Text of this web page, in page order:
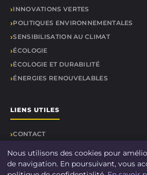
INNOVATIONS VERTES
POLITIQUES ENVIRONNEMENTALES
SENSIBILISATION AU CLIMAT
ÉCOLOGIE
ÉCOLOGIE ET DURABILITÉ
ÉNERGIES RENOUVELABLES
LIENS UTILES
CONTACT
Nous utilisons des cookies pour
de navigation. En poursuivant, vous